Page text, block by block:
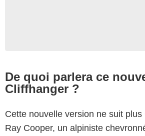
De quoi parlera ce
Cliffhanger ?
Cette nouvelle version ne suit
Ray Cooper, un alpiniste